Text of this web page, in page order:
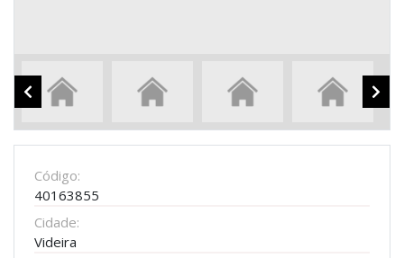
Código:
40163855
Cidade:
Videira